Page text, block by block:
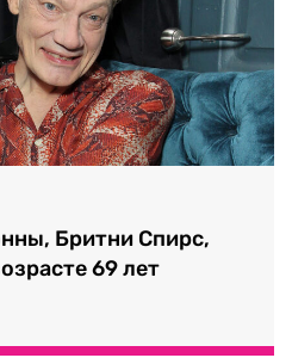
Бритни Спирс,
69 лет